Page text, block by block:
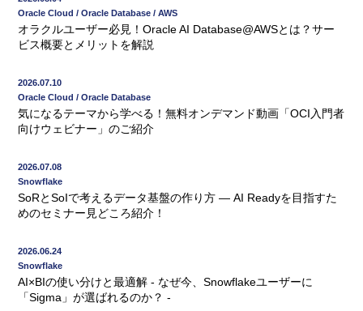
Oracle Cloud / Oracle Database / AWS
オラクルユーザー必見！Oracle AI Database@AWSとは？サー
ビス概要とメリットを解説
2026.07.10
Oracle Cloud / Oracle Database
気になるテーマから学べる！無料オンデマンド動画「OCI入門者
向けウェビナー」のご紹介
2026.07.08
Snowflake
SoRとSoIで考えるデータ基盤の作り方 ― AI Readyを目指すた
めのセミナー見どころ紹介！
2026.06.24
Snowflake
AI×BIの使い分けと最適解 - なぜ今、Snowflakeユーザーに
「Sigma」が選ばれるのか？ -